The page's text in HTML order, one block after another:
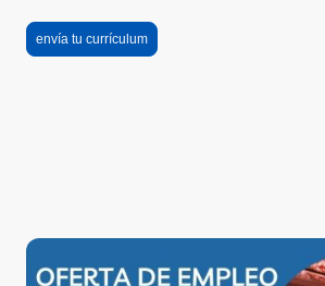
envía tu currículum